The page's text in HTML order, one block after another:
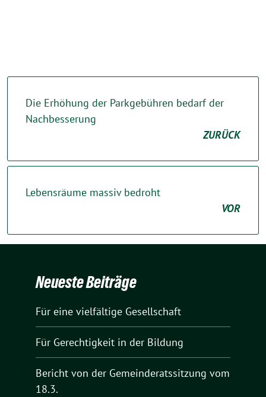
Die Erhöhung der Parkgebühren bedarf der
Nachbesserung
ZURÜCK
Lebensräume massiv bedroht
VOR
Neueste Beiträge
Für eine vielfältige Gesellschaft
Für Gerechtigkeit in der Bildung
Bericht von der Gemeinderatssitzung vom
18.3.